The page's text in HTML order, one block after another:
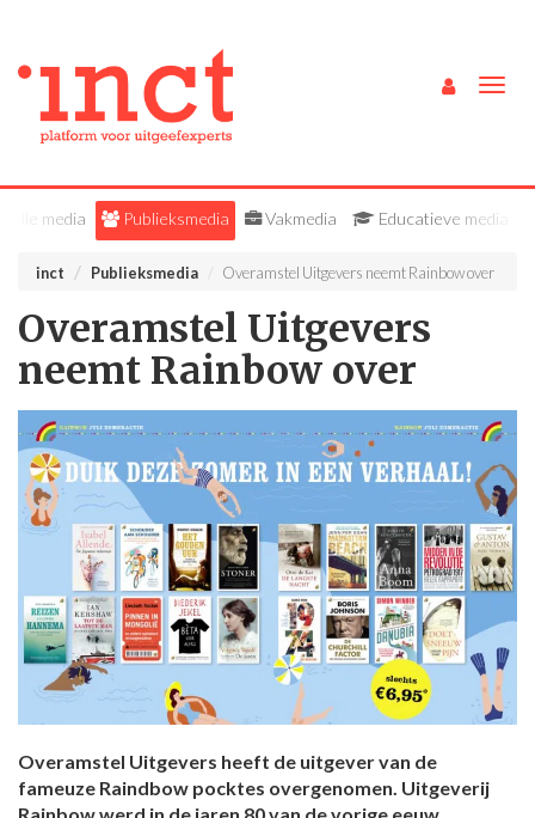
Alle media Publieksmedia Vakmedia Educatieve media
inct Publieksmedia Overamstel Uitgevers neemt Rainbow over
Overamstel Uitgevers
neemt Rainbow over
Overamstel Uitgevers heeft de uitgever van de
fameuze Raindbow pocktes overgenomen. Uitgeverij
Rainbow werd in de jaren 80 van de vorige eeuw